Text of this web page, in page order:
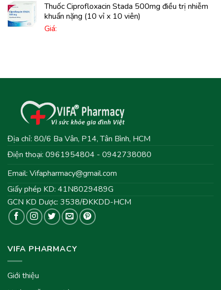
Thuốc Ciprofloxacin Stada 500mg điều trị nhiễm
khuẩn nặng (10 vỉ x 10 viên)
Giá:
Địa chỉ: 80/6 Ba Vân, P14, Tân Bình, HCM
Điện thoại: 0961954804 - 0942738080
Email: Vifapharmacy@gmail.com
Giấy phép KD: 41N8029489G
GCN KD Dược: 3538/ĐKKDD-HCM
VIFA PHARMACY
Giới thiệu